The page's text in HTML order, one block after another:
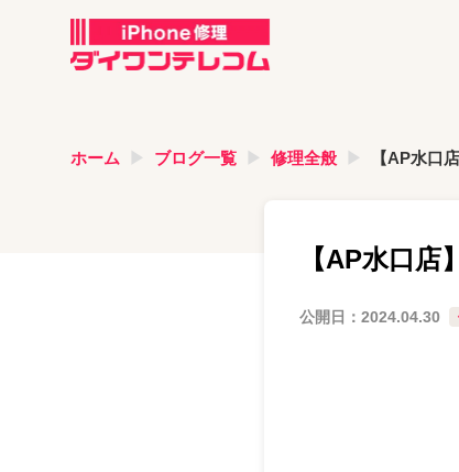
ホーム ブログ一覧 修理全般 【AP水口
【AP水口
公開日： 2024.04.30